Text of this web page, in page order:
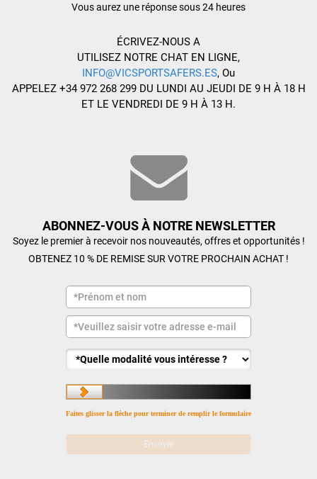
Vous aurez une réponse sous 24 heures
ÉCRIVEZ-NOUS A
UTILISEZ NOTRE CHAT EN LIGNE,
INFO@VICSPORTSAFERS.ES, Ou
APPELEZ +34 972 268 299 DU LUNDI AU JEUDI DE 9 H À 18 H
ET LE VENDREDI DE 9 H À 13 H.
ABONNEZ-VOUS À NOTRE NEWSLETTER
Soyez le premier à recevoir nos nouveautés, offres et opportunités !
OBTENEZ 10 % DE REMISE SUR VOTRE PROCHAIN ACHAT !
Faites glisser la flèche pour terminer de remplir le formulaire